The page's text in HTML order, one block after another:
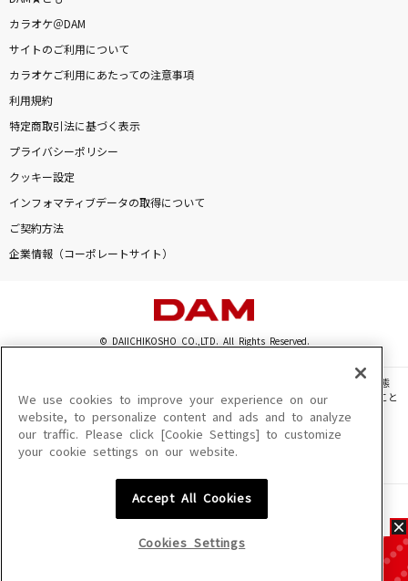
カラオケ＠DAM
サイトのご利用について
カラオケご利用にあたっての注意事項
利用規約
特定商取引法に基づく表示
プライバシーポリシー
クッキー設定
インフォマティブデータの取得について
ご契約方法
企業情報（コーポレートサイト）
© DAIICHIKOSHO CO.,LTD. All Rights Reserved.
このサイトに掲載されている一切の文章・画像・写真・動画・音声等を、手段や形態
を問わず、著作権法の定める範囲を超えて無断で複製、転載、ファイル化などすること
を禁じます。
楽曲及びコンテンツは、機種によりご利用いただけない場合があります。
楽曲及びコンテンツの配信日、配信内容が変更になる場合があります。
We use cookies to improve your experience on our
website, to personalize content and ads and to analyze
our traffic. Please click [Cookie Settings] to customize
your cookie settings on our website.
Accept All Cookies
Cookies Settings